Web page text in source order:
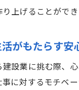
上げることがで
がもたらす安
設業に挑む際、
事に対するモチベ